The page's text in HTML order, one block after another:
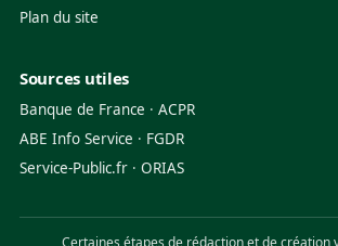
Plan du site
Sources utiles
Banque de France · ACPR
ABE Info Service · FGDR
Service-Public.fr · ORIAS
Certaines étapes de rédaction et de création